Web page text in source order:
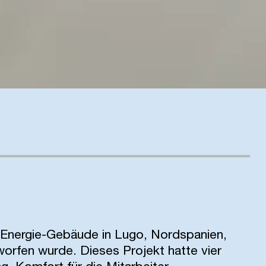
Gebäude in Lugo, Nordspanien,
wurde. Dieses Projekt hatte vier